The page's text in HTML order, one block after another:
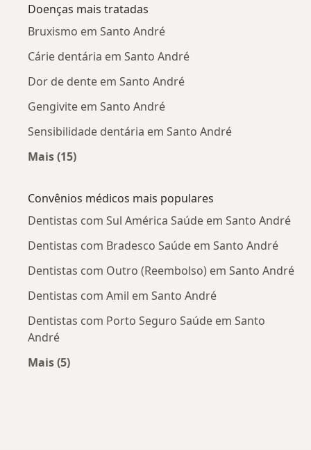
Doenças mais tratadas
Bruxismo em Santo André
Cárie dentária em Santo André
Dor de dente em Santo André
Gengivite em Santo André
Sensibilidade dentária em Santo André
Mais (15)
Convênios médicos mais populares
Dentistas com Sul América Saúde em Santo André
Dentistas com Bradesco Saúde em Santo André
Dentistas com Outro (Reembolso) em Santo André
Dentistas com Amil em Santo André
Dentistas com Porto Seguro Saúde em Santo
André
Mais (5)